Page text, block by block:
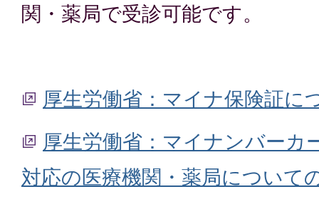
関・薬局で受診可能です。
厚生労働省：マイナ保険証に
厚生労働省：マイナンバーカ
対応の医療機関・薬局について